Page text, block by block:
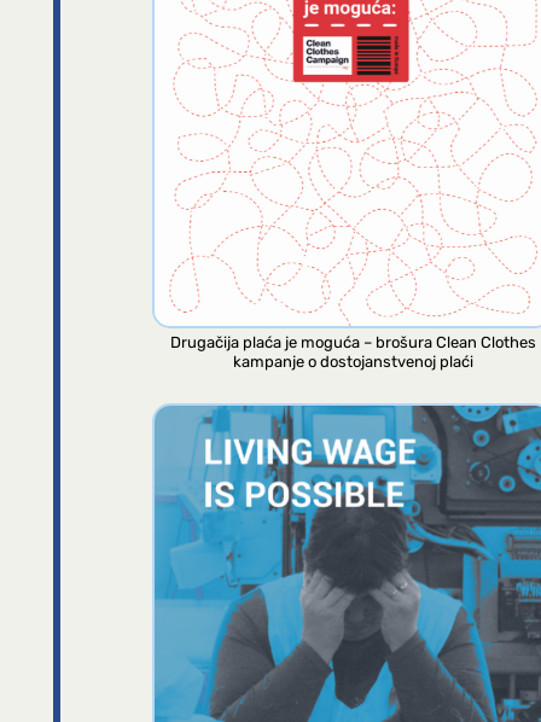
Drugačija plaća je moguća – brošura Clean Clothes
kampanje o dostojanstvenoj plaći